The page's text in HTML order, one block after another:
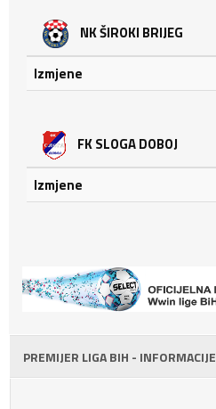
NK ŠIROKI BRIJEG
Izmjene
FK SLOGA DOBOJ
Izmjene
PREMIJER LIGA BIH - INFORMACIJE